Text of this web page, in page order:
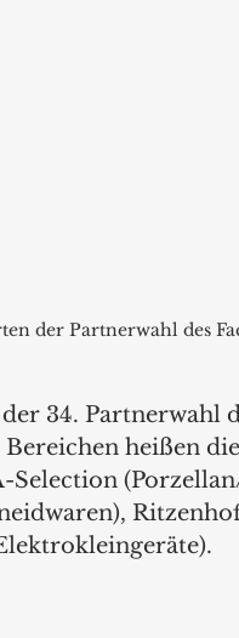
der Partnerwahl des
34. Partnerwahl
heißen
Selection